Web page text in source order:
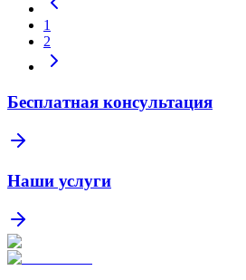
1
2
Бесплатная консультация
Наши услуги